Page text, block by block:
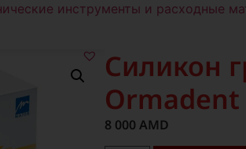
инструменты и расходные
Силикон
8 000AMD